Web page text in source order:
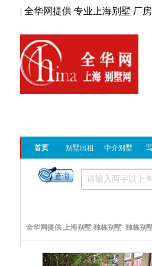
| 全华网提供 专业上海别墅 厂
首页 别墅出租 中介别墅
全华网提供 上海别墅 独栋别墅 独栋别